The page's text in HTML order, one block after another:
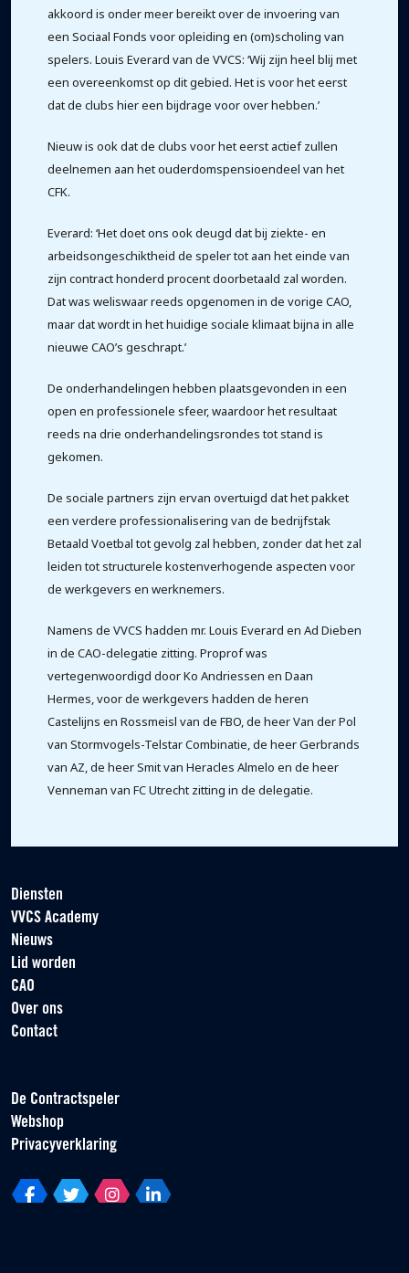
akkoord is onder meer bereikt over de invoering van
een Sociaal Fonds voor opleiding en (om)scholing van
spelers. Louis Everard van de VVCS: ‘Wij zijn heel blij met
een overeenkomst op dit gebied. Het is voor het eerst
dat de clubs hier een bijdrage voor over hebben.’
Nieuw is ook dat de clubs voor het eerst actief zullen
deelnemen aan het ouderdomspensioendeel van het
CFK.
Everard: ‘Het doet ons ook deugd dat bij ziekte- en
arbeidsongeschiktheid de speler tot aan het einde van
zijn contract honderd procent doorbetaald zal worden.
Dat was weliswaar reeds opgenomen in de vorige CAO,
maar dat wordt in het huidige sociale klimaat bijna in alle
nieuwe CAO’s geschrapt.’
De onderhandelingen hebben plaatsgevonden in een
open en professionele sfeer, waardoor het resultaat
reeds na drie onderhandelingsrondes tot stand is
gekomen.
De sociale partners zijn ervan overtuigd dat het pakket
een verdere professionalisering van de bedrijfstak
Betaald Voetbal tot gevolg zal hebben, zonder dat het zal
leiden tot structurele kostenverhogende aspecten voor
de werkgevers en werknemers.
Namens de VVCS hadden mr. Louis Everard en Ad Dieben
in de CAO-delegatie zitting. Proprof was
vertegenwoordigd door Ko Andriessen en Daan
Hermes, voor de werkgevers hadden de heren
Castelijns en Rossmeisl van de FBO, de heer Van der Pol
van Stormvogels-Telstar Combinatie, de heer Gerbrands
van AZ, de heer Smit van Heracles Almelo en de heer
Venneman van FC Utrecht zitting in de delegatie.
Diensten
VVCS Academy
Nieuws
Lid worden
CAO
Over ons
Contact
De Contractspeler
Webshop
Privacyverklaring